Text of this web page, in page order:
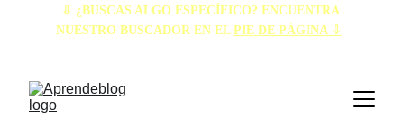
⇩ ¿BUSCAS ALGO ESPECÍFICO? ENCUENTRA
NUESTRO BUSCADOR EN EL PIE DE PÁGINA ⇩